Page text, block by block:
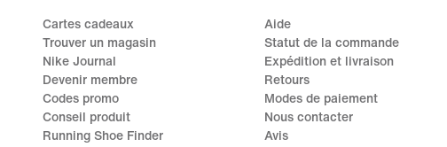
Cartes cadeaux
Trouver un magasin
Nike Journal
Devenir membre
Codes promo
Conseil produit
Running Shoe Finder
Aide
Statut de la commande
Expédition et livraison
Retours
Modes de paiement
Nous contacter
Avis